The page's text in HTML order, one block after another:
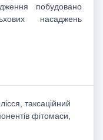
побудовано
насаджень
таксаційний
фітомаси,